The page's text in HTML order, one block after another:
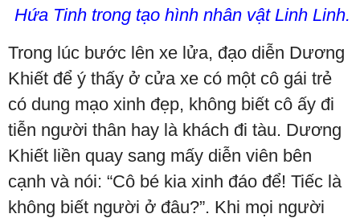
Hứa Tinh trong tạo hình nhân vật Linh Linh.
Trong lúc bước lên xe lửa, đạo diễn Dương
Khiết để ý thấy ở cửa xe có một cô gái trẻ
có dung mạo xinh đẹp, không biết cô ấy đi
tiễn người thân hay là khách đi tàu. Dương
Khiết liền quay sang mấy diễn viên bên
cạnh và nói: “Cô bé kia xinh đáo để! Tiếc là
không biết người ở đâu?”. Khi mọi người